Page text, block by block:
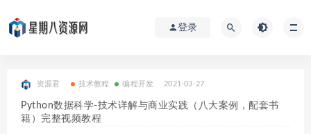
登录
资源君 技术教程 编程开发 2021-03-27
Python数据科学-技术详解与商业实践（八大案例，配套书
籍）完整视频教程